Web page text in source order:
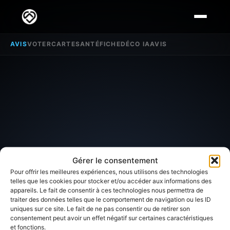
Gérer le consentement
Pour offrir les meilleures expériences, nous utilisons des technologies
telles que les cookies pour stocker et/ou accéder aux informations des
appareils. Le fait de consentir à ces technologies nous permettra de
traiter des données telles que le comportement de navigation ou les ID
uniques sur ce site. Le fait de ne pas consentir ou de retirer son
consentement peut avoir un effet négatif sur certaines caractéristiques
et fonctions.
AVISVOTERCARTESANTÉFICHEDÉCO IAAVIS
SECTEUR D'INTÉRÊT